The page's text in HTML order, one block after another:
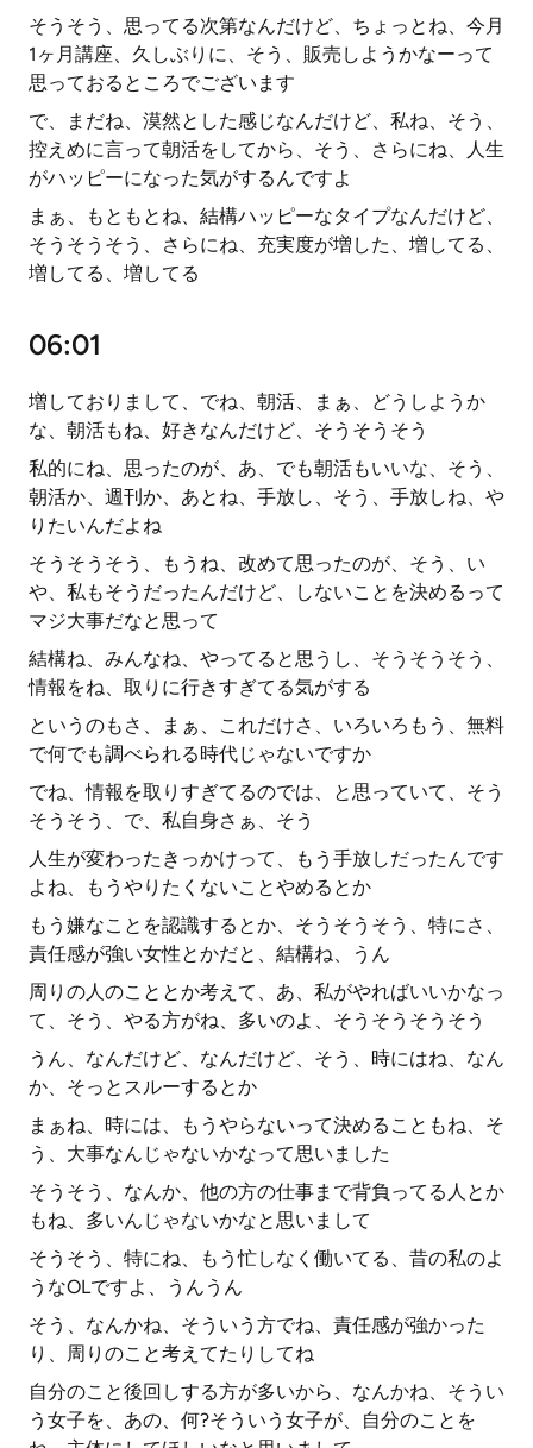
そうそう、思ってる次第なんだけど、ちょっとね、今月
1ヶ月講座、久しぶりに、そう、販売しようかなーって
思っておるところでございます
で、まだね、漠然とした感じなんだけど、私ね、そう、
控えめに言って朝活をしてから、そう、さらにね、人生
がハッピーになった気がするんですよ
まぁ、もともとね、結構ハッピーなタイプなんだけど、
そうそうそう、さらにね、充実度が増した、増してる、
増してる、増してる
06:01
増しておりまして、でね、朝活、まぁ、どうしようか
な、朝活もね、好きなんだけど、そうそうそう
私的にね、思ったのが、あ、でも朝活もいいな、そう、
朝活か、週刊か、あとね、手放し、そう、手放しね、や
りたいんだよね
そうそうそう、もうね、改めて思ったのが、そう、い
や、私もそうだったんだけど、しないことを決めるって
マジ大事だなと思って
結構ね、みんなね、やってると思うし、そうそうそう、
情報をね、取りに行きすぎてる気がする
というのもさ、まぁ、これだけさ、いろいろもう、無料
で何でも調べられる時代じゃないですか
でね、情報を取りすぎてるのでは、と思っていて、そう
そうそう、で、私自身さぁ、そう
人生が変わったきっかけって、もう手放しだったんです
よね、もうやりたくないことやめるとか
もう嫌なことを認識するとか、そうそうそう、特にさ、
責任感が強い女性とかだと、結構ね、うん
周りの人のこととか考えて、あ、私がやればいいかなっ
て、そう、やる方がね、多いのよ、そうそうそうそう
うん、なんだけど、なんだけど、そう、時にはね、なん
か、そっとスルーするとか
まぁね、時には、もうやらないって決めることもね、そ
う、大事なんじゃないかなって思いました
そうそう、なんか、他の方の仕事まで背負ってる人とか
もね、多いんじゃないかなと思いまして
そうそう、特にね、もう忙しなく働いてる、昔の私のよ
うなOLですよ、うんうん
そう、なんかね、そういう方でね、責任感が強かった
り、周りのこと考えてたりしてね
自分のこと後回しする方が多いから、なんかね、そうい
う女子を、あの、何?そういう女子が、自分のことを